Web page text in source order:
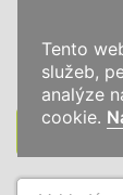
Tento
služeb,
analýze
cookie.